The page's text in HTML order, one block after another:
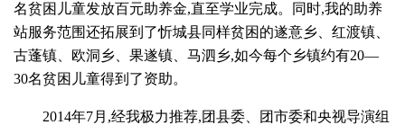
名贫困儿童发放百元助养金,直至学业完成。同时,我的助养
站服务范围还拓展到了忻城县同样贫困的遂意乡、红渡镇、
古蓬镇、欧洞乡、果遂镇、马泗乡,如今每个乡镇约有20—
30名贫困儿童得到了资助。
2014年7月,经我极力推荐,团县委、团市委和央视导演组